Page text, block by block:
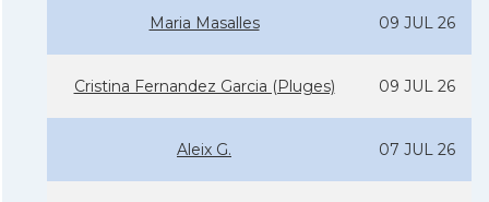
Maria Masalles 09 JUL 26
Cristina Fernandez Garcia (Pluges) 09 JUL 26
Aleix G. 07 JUL 26